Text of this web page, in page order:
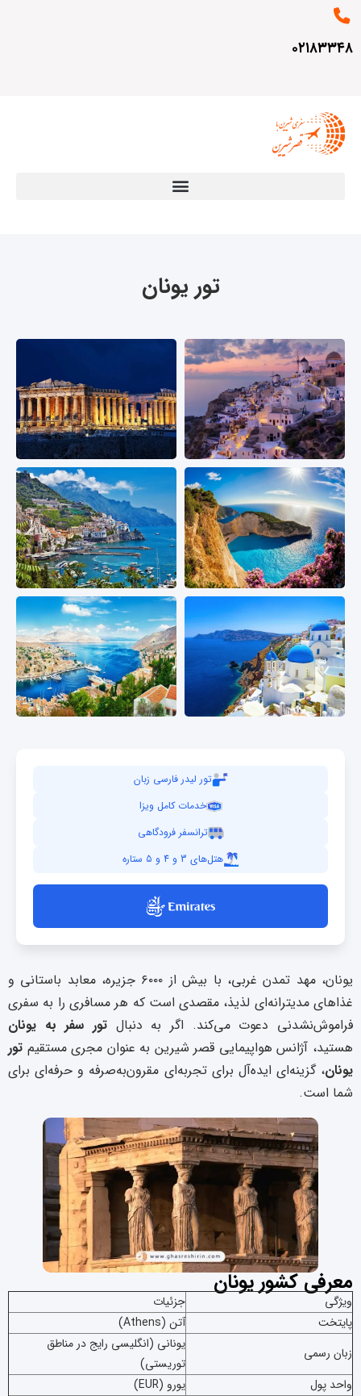
۰۲۱۸۳۳۴۸
تور یونان
تور لیدر فارسی زبان
خدمات کامل ویزا
ترانسفر فرودگاهی
هتل‌های 3 و 4 و 5 ستاره
یونان، مهد تمدن غربی، با بیش از ۶۰۰۰ جزیره، معابد باستانی و
غذاهای مدیترانه‌ای لذیذ، مقصدی است که هر مسافری را به سفری
فراموش‌نشدنی دعوت می‌کند. اگر به دنبال تور سفر به یونان
هستید، آژانس هواپیمایی قصر شیرین به عنوان مجری مستقیم تور
یونان، گزینه‌ای ایده‌آل برای تجربه‌ای مقرون‌به‌صرفه و حرفه‌ای برای
شما است.
معرفی کشور یونان
ویژگی
جزئیات
پایتخت
آتن (Athens)
زبان رسمی
یونانی (انگلیسی رایج در مناطق
توریستی)
واحد پول
یورو (EUR)